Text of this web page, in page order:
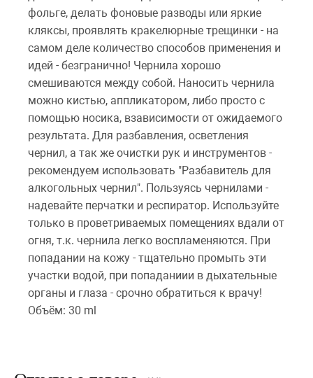
фольге, делать фоновые разводы или яркие
кляксы, проявлять кракелюрные трещинки - на
самом деле количество способов применения и
идей - безгранично! Чернила хорошо
смешиваются между собой. Наносить чернила
можно кистью, аппликатором, либо просто с
помощью носика, взависимости от ожидаемого
результата. Для разбавления, осветления
чернил, а так же очистки рук и инструментов -
рекомендуем использовать "Разбавитель для
алкогольных чернил". Пользуясь чернилами -
надевайте перчатки и респиратор. Используйте
только в проветриваемых помещениях вдали от
огня, т.к. чернила легко воспламеняются. При
попадании на кожу - тщательно промыть эти
участки водой, при попаданиии в дыхательные
органы и глаза - срочно обратиться к врачу!
Объём: 30 ml